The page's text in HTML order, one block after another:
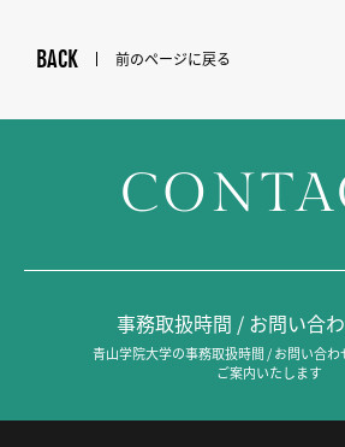
BACK 前のページに戻る
事務取扱時間 / お問い合
青山学院大学の事務取扱時間 / お問い合
ご案内いたします